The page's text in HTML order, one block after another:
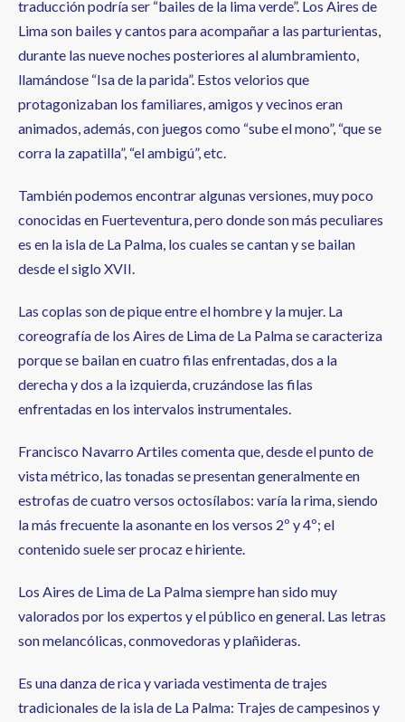
traducción podría ser “bailes de la lima verde”. Los Aires de
Lima son bailes y cantos para acompañar a las parturientas,
durante las nueve noches posteriores al alumbramiento,
llamándose “Isa de la parida”. Estos velorios que
protagonizaban los familiares, amigos y vecinos eran
animados, además, con juegos como “sube el mono”, “que se
corra la zapatilla”, “el ambigú”, etc.
También podemos encontrar algunas versiones, muy poco
conocidas en Fuerteventura, pero donde son más peculiares
es en la isla de La Palma, los cuales se cantan y se bailan
desde el siglo XVII.
Las coplas son de pique entre el hombre y la mujer. La
coreografía de los Aires de Lima de La Palma se caracteriza
porque se bailan en cuatro filas enfrentadas, dos a la
derecha y dos a la izquierda, cruzándose las filas
enfrentadas en los intervalos instrumentales.
Francisco Navarro Artiles comenta que, desde el punto de
vista métrico, las tonadas se presentan generalmente en
estrofas de cuatro versos octosílabos: varía la rima, siendo
la más frecuente la asonante en los versos 2º y 4º; el
contenido suele ser procaz e hiriente.
Los Aires de Lima de La Palma siempre han sido muy
valorados por los expertos y el público en general. Las letras
son melancólicas, conmovedoras y plañideras.
Es una danza de rica y variada vestimenta de trajes
tradicionales de la isla de La Palma: Trajes de campesinos y